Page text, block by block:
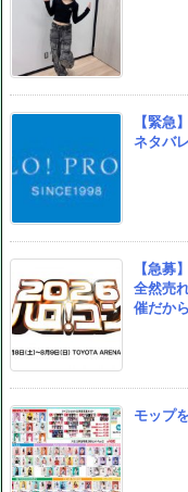
【緊急
ネタバ
【急募
全然売
催だか
モップ